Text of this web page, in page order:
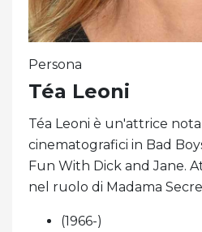
Persona
Téa Leoni
Téa Leoni è un'attrice
cinematografici in Bad
Fun With Dick and Jane.
nel ruolo di Madama
(1966-)